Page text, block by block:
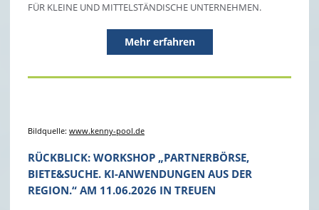
FÜR KLEINE UND MITTELSTÄNDISCHE UNTERNEHMEN.
Mehr erfahren
Bildquelle: www.kenny-pool.de
RÜCKBLICK: WORKSHOP „PARTNERBÖRSE,
BIETE&SUCHE. KI-ANWENDUNGEN AUS DER
REGION.“ AM 11.06.2026 IN TREUEN